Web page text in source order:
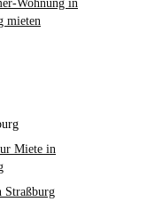
Wohnung in
mieten
Miete in
Straßburg